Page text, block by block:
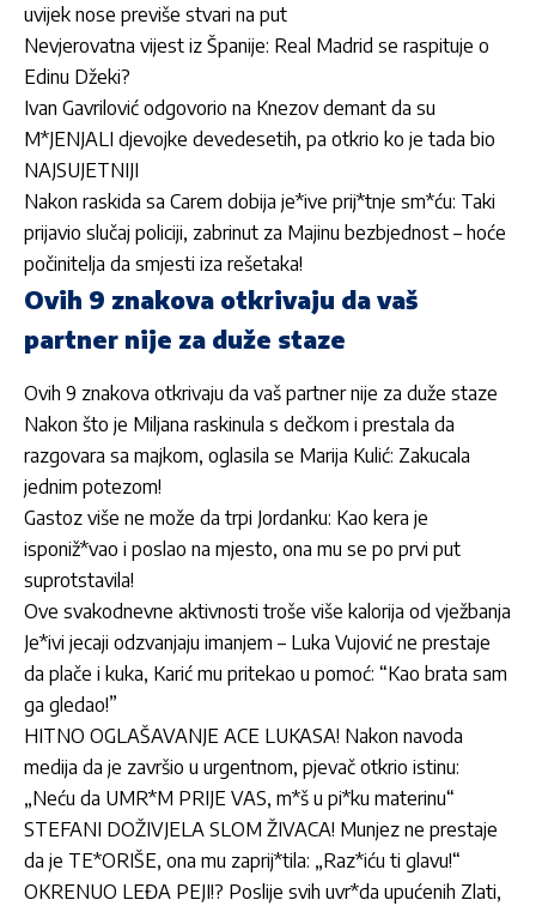
uvijek nose previše stvari na put
Nevjerovatna vijest iz Španije: Real Madrid se raspituje o
Edinu Džeki?
Ivan Gavrilović odgovorio na Knezov demant da su
M*JENJALI djevojke devedesetih, pa otkrio ko je tada bio
NAJSUJETNIJI
Nakon raskida sa Carem dobija je*ive prij*tnje sm*ću: Taki
prijavio slučaj policiji, zabrinut za Majinu bezbjednost – hoće
počinitelja da smjesti iza rešetaka!
Ovih 9 znakova otkrivaju da vaš
partner nije za duže staze
Ovih 9 znakova otkrivaju da vaš partner nije za duže staze
Nakon što je Miljana raskinula s dečkom i prestala da
razgovara sa majkom, oglasila se Marija Kulić: Zakucala
jednim potezom!
Gastoz više ne može da trpi Jordanku: Kao kera je
isponiž*vao i poslao na mjesto, ona mu se po prvi put
suprotstavila!
Ove svakodnevne aktivnosti troše više kalorija od vježbanja
Je*ivi jecaji odzvanjaju imanjem – Luka Vujović ne prestaje
da plače i kuka, Karić mu pritekao u pomoć: “Kao brata sam
ga gledao!”
HITNO OGLAŠAVANJE ACE LUKASA! Nakon navoda
medija da je završio u urgentnom, pjevač otkrio istinu:
„Neću da UMR*M PRIJE VAS, m*š u pi*ku materinu“
STEFANI DOŽIVJELA SLOM ŽIVACA! Munjez ne prestaje
da je TE*ORIŠE, ona mu zaprij*tila: „Raz*iću ti glavu!“
OKRENUO LEĐA PEJI!? Poslije svih uvr*da upućenih Zlati,